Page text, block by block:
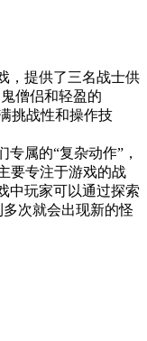
提供了三名战士供
僧侣和轻盈的
挑战性和操作技
属的“复杂动作”，
要专注于游戏的战
中玩家可以通过探索
次就会出现新的怪